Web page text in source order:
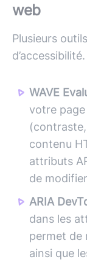
web
Plusieurs
WAVE
votre
contenu
attributs
de
ARIA
dans les
permet de
ainsi que